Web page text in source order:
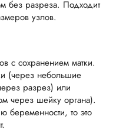
без разреза. Подходит
узлов.
с сохранением матки.
(через небольшие
разрез) или
через шейку органа).
беременности, то это